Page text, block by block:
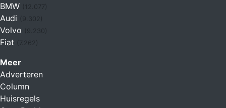
BMW
Audi
Volvo
Fiat (7.262)
Meer
Adverteren
Column
Huisregels